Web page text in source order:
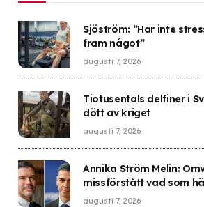
Sjöström: ”Har inte
fram något”
augusti 7, 2026
Tiotusentals delfiner i
dött av kriget
augusti 7, 2026
Annika Ström Melin:
missförstått vad som
Sverige gick i fällan
augusti 7, 2026